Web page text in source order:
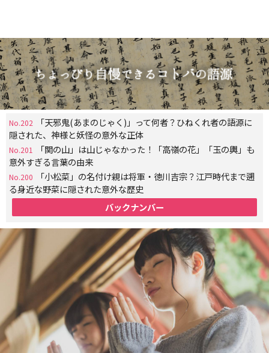
No.202
「天邪鬼(あまのじゃく)」って何者？ひねくれ者の語源に
隠された、神様と妖怪の意外な正体
No.201
「関の山」は山じゃなかった！「高嶺の花」「玉の輿」も
意外すぎる言葉の由来
No.200
「小松菜」の名付け親は将軍・徳川吉宗？江戸時代まで遡
る身近な野菜に隠された意外な歴史
バックナンバー